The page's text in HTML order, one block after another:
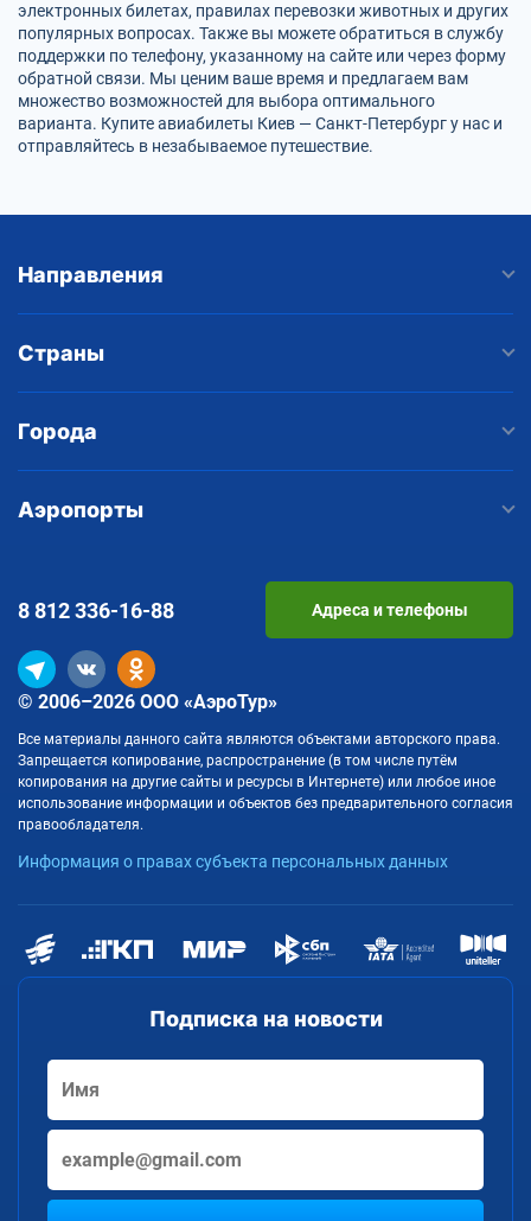
электронных билетах, правилах перевозки животных и других
популярных вопросах. Также вы можете обратиться в службу
поддержки по телефону, указанному на сайте или через форму
обратной связи. Мы ценим ваше время и предлагаем вам
множество возможностей для выбора оптимального
варианта. Купите авиабилеты Киев — Санкт-Петербург у нас и
отправляйтесь в незабываемое путешествие.
Направления
Страны
Города
Аэропорты
Подписка на новости
© 2006–2026 ООО «АэроТур»
Все материалы данного сайта являются объектами авторского права.
Запрещается копирование, распространение (в том числе путём
копирования на другие сайты и ресурсы в Интернете) или любое иное
использование информации и объектов без предварительного согласия
правообладателя.
Информация о правах субъекта персональных данных
8 812336-16-88 Адреса и телефоны